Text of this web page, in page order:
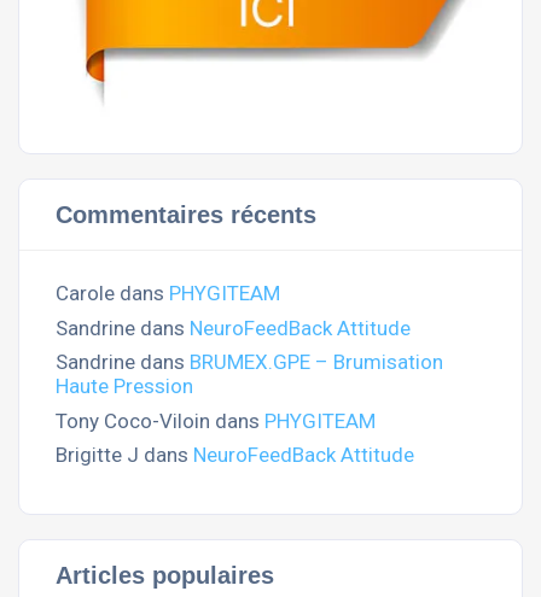
Commentaires récents
Carole dans PHYGITEAM
Sandrine dans NeuroFeedBack Attitude
Sandrine dans BRUMEX.GPE – Brumisation
Haute Pression
Tony Coco-Viloin dans PHYGITEAM
Brigitte J dans NeuroFeedBack Attitude
Articles populaires